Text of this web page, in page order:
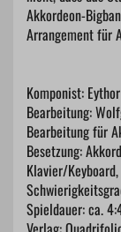
Akkordeon-
Arrangement für
Komponist:
Bearbeitung:
Bearbeitung für
Besetzung:
Klavier/
Spieldauer: ca.